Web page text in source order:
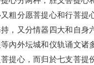
粗分愿菩提心和行菩提
，又分情器四大和自身
內外坛城和仪轨诵文诸
提心，而归於七支菩提